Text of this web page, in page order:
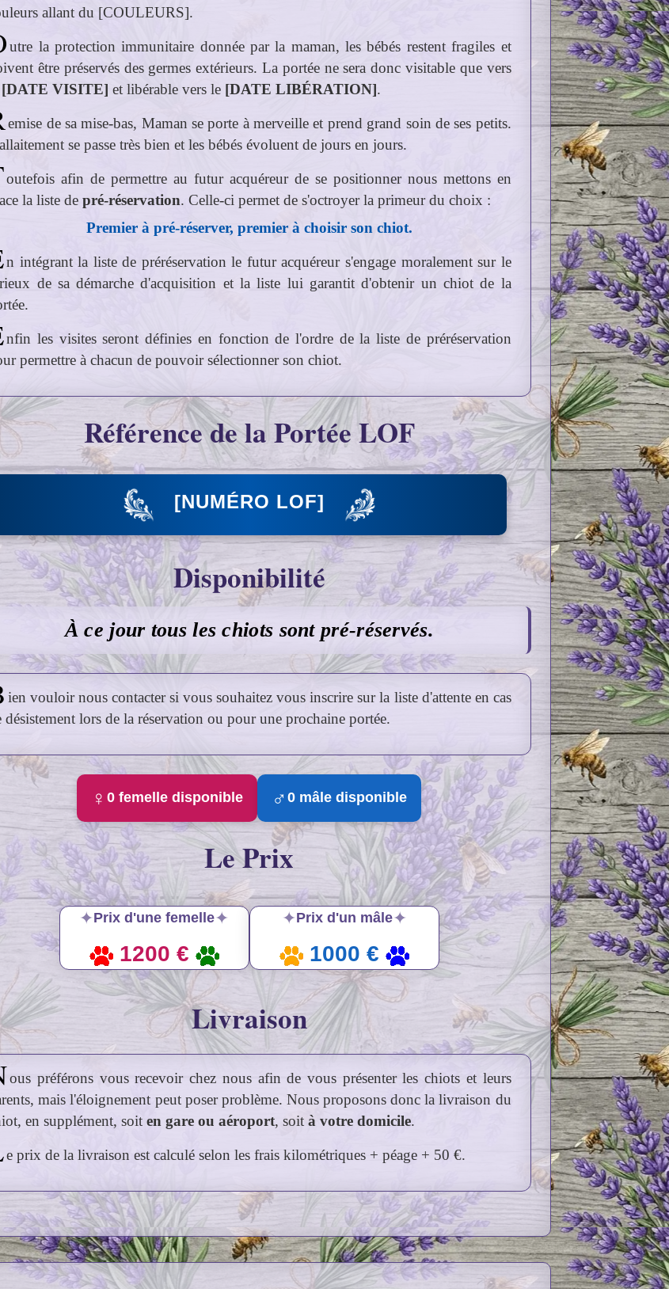
allant du [COULEURS].
utre la protection immunitaire donnée par la maman, les bébés restent fragiles et
être préservés des germes extérieurs. La portée ne sera donc visitable que vers
[DATE VISITE] et libérable vers le [DATE LIBÉRATION].
emise de sa mise-bas, Maman se porte à merveille et prend grand soin de ses petits.
se passe très bien et les bébés évoluent de jours en jours.
outefois afin de permettre au futur acquéreur de se positionner nous mettons en
la liste depré-réservation. Celle‑ci permet de s'octroyer la primeur du choix :
Premier à pré‑réserver, premier à choisir son chiot.
n intégrant la liste de préréservation le futur acquéreur s'engage moralement sur le
de sa démarche d'acquisition et la liste lui garantit d'obtenir un chiot de la
nfin les visites seront définies en fonction de l'ordre de la liste de préréservation
permettre à chacun de pouvoir sélectionner son chiot.
Référence de la Portée LOF
[NUMÉRO LOF]
Disponibilité
À ce jour tous les chiots sont pré-réservés.
ien vouloir nous contacter si vous souhaitez vous inscrire sur la liste d'attente en cas
désistement lors de la réservation ou pour une prochaine portée.
♀0 femelle disponible ♂0 mâle disponible
Le Prix
✦Prix d'une femelle✦
1200 €
✦Prix d'un mâle✦
1000 €
Livraison
ous préférons vous recevoir chez nous afin de vous présenter les chiots et leurs
mais l'éloignement peut poser problème. Nous proposons donc la livraison du
en supplément, soiten gare ou aéroport, soità votre domicile.
e prix de la livraison est calculé selon les frais kilométriques + péage + 50 €.